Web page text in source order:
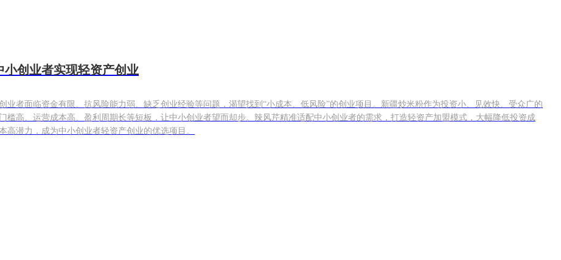
创业者实现轻资产创业
业者面临资金有限、抗风险能力弱、缺乏创业经验等问题，渴望找到“小成本、低风险”的创业项目。新疆炒米粉作为投资小、见效快、受众广的
槛高、运营成本高、盈利周期长等短板，让中小创业者望而却步。辣风芹精准适配中小创业者的需求，打造轻资产加盟模式，大幅降低投资成
潜力，成为中小创业者轻资产创业的优选项目。